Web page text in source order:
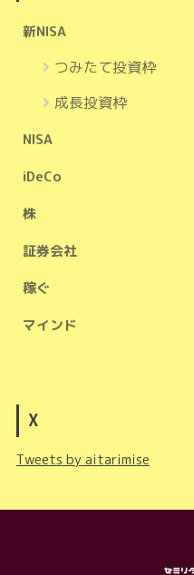
新NISA
つみたて投資枠
成長投資枠
NISA
iDeCo
株
証券会社
稼ぐ
マインド
X
Tweets by aitarimise